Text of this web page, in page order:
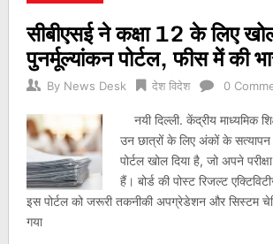
सीबीएसई ने कक्षा 12 के लिए
पुनर्मूल्यांकन पोर्टल, फीस में की
By News Desk देश विदेश 0
नयी दिल्ली. केंद्रीय माध्यमिक
उन छात्रों के लिए अंकों के
पोर्टल खोल दिया है, जो अपने
हैं। बोर्ड की पोस्ट रिजल्ट
इस पोर्टल को जरूरी तकनीकी अपग्रेडेशन और सिस्टम
गया